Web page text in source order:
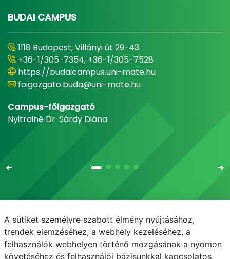
BUDAI CAMPUS
1118 Budapest, Villányi út 29-43.
+36-1/305-7354, +36-1/305-7528
https://budaicampus.uni-mate.hu
foigazgato.buda@uni-mate.hu
Campus-főigazgató
Nyitrainé Dr. Sárdy Diána
Email Telefonkönyv NEPTUN
E-learning
Médiaközpont
Informatikai Igazgatóság
A sütiket személyre szabott élmény nyújtásához,
trendek elemzéséhez, a webhely kezeléséhez, a
felhasználók webhelyen történő mozgásának a nyomon
követéséhez és felhasználói bázisunkkal kapcsolatos